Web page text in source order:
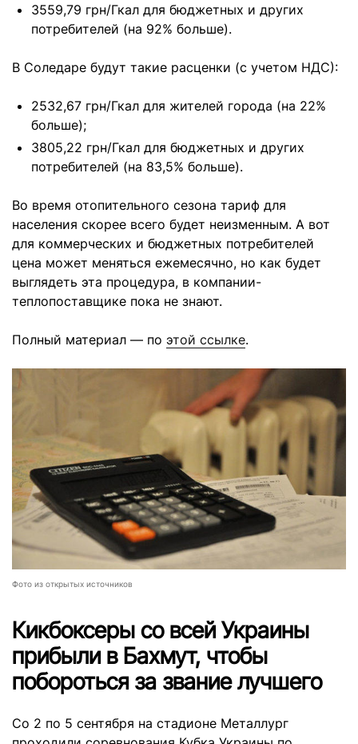
3559,79 грн/Гкал для бюджетных и других
потребителей (на 92% больше).
В Соледаре будут такие расценки (с учетом НДС):
2532,67 грн/Гкал для жителей города (на 22%
больше);
3805,22 грн/Гкал для бюджетных и других
потребителей (на 83,5% больше).
Во время отопительного сезона тариф для
населения скорее всего будет неизменным. А вот
для коммерческих и бюджетных потребителей
цена может меняться ежемесячно, но как будет
выглядеть эта процедура, в компании-
теплопоставщике пока не знают.
Полный материал — по этой ссылке.
Фото из открытых источников
Кикбоксеры со всей Украины
прибыли в Бахмут, чтобы
побороться за звание лучшего
Со 2 по 5 сентября на стадионе Металлург